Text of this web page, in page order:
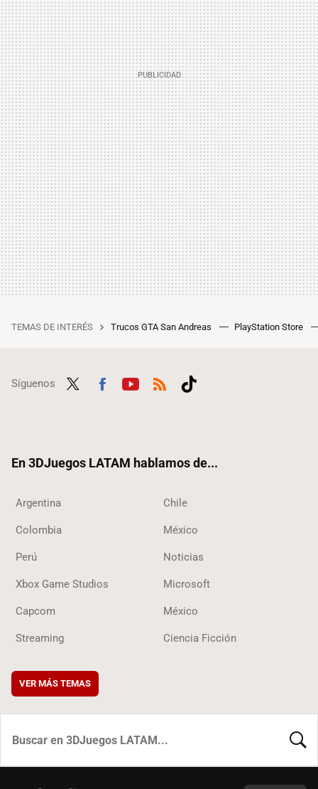
TEMAS DE INTERÉS Trucos GTA San Andreas PlayStation Store
Síguenos
En 3DJuegos LATAM hablamos de...
Argentina Chile
Colombia México
Perú Noticias
Xbox Game Studios Microsoft
Capcom México
Streaming Ciencia Ficción
VER MÁS TEMAS